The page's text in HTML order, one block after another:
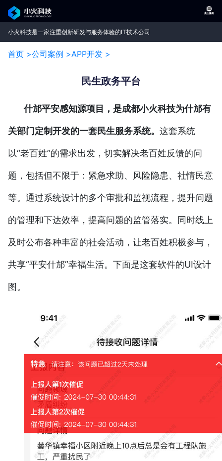
小火科技是一家注重创新研发与服务体验的IT技术公司
首页 >公司案例 >APP开发 >
民生政务平台
什邡平安感知源项目，是成都小火科技为什邡有
关部门定制开发的一套民生服务系统。 这套系统
以“老百姓”的需求出发，切实解决老百姓反馈的问
题，包括但不限于：紧急求助、风险隐患、社情民意
等。通过系统设计的多个审批和监视流程，提升问题
的管理和下达效率，提高问题的监管落实。同时线上
及时公布各种丰富的社会活动，让老百姓积极参与，
共享“平安什邡”幸福生活。下面是这套软件的UI设计
图。